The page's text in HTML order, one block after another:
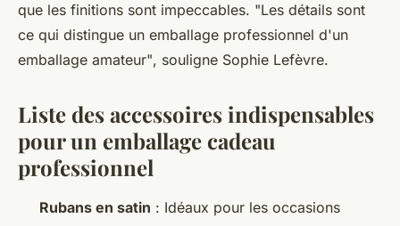
que les finitions sont impeccables. "Les détails sont
ce qui distingue un emballage professionnel d'un
emballage amateur", souligne Sophie Lefèvre.
Liste des accessoires indispensables
pour un emballage cadeau
professionnel
Rubans en satin : Idéaux pour les occasions